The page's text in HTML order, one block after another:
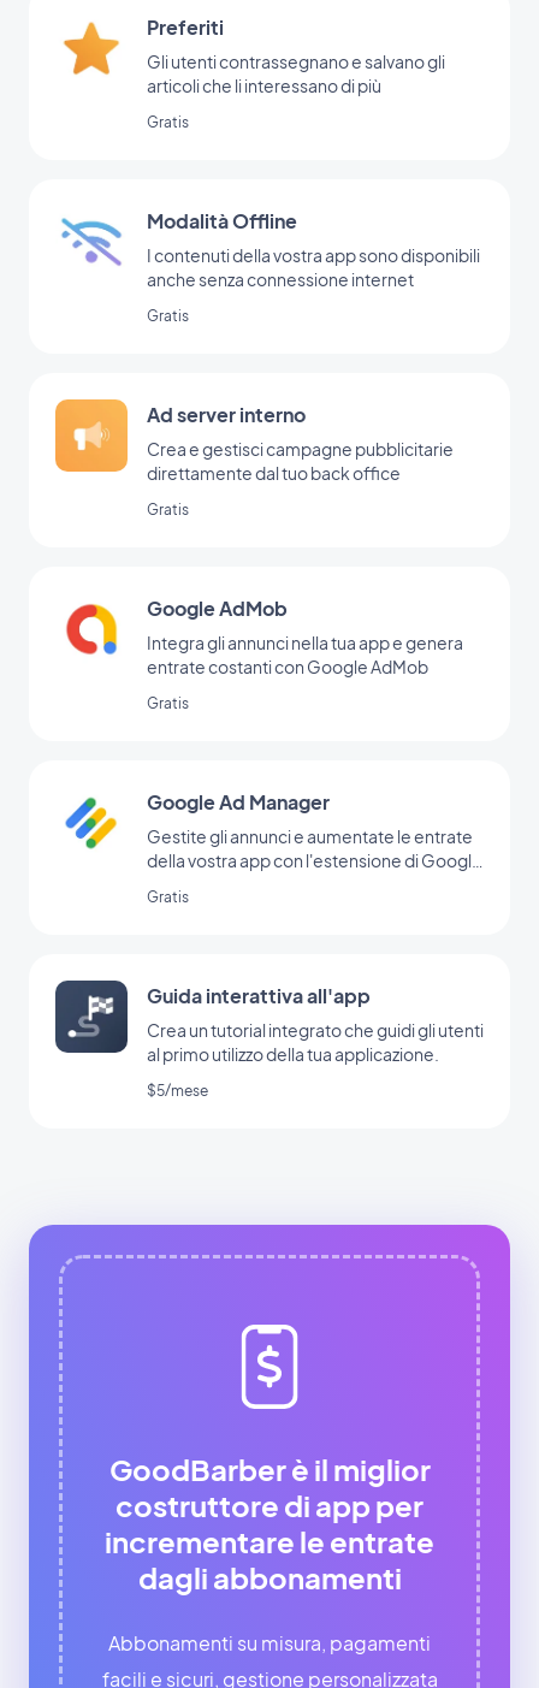
Preferiti
Gli utenti contrassegnano e salvano gli
articoli che li interessano di più
Gratis
Modalità Offline
I contenuti della vostra app sono disponibili
anche senza connessione internet
Gratis
Ad server interno
Crea e gestisci campagne pubblicitarie
direttamente dal tuo back office
Gratis
Google AdMob
Integra gli annunci nella tua app e genera
entrate costanti con Google AdMob
Gratis
Google Ad Manager
Gestite gli annunci e aumentate le entrate
della vostra app con l'estensione di Google
Gratis
Guida interattiva all'app
Crea un tutorial integrato che guidi gli utenti
al primo utilizzo della tua applicazione.
$5/mese
GoodBarber è il miglior
costruttore di app per
incrementare le entrate
dagli abbonamenti
Abbonamenti su misura, pagamenti
facili e sicuri, gestione personalizzata